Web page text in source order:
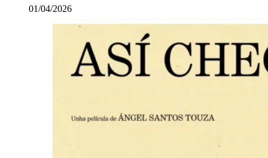
01/04/2026